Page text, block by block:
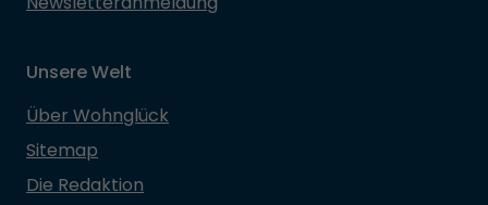
Unsere Welt
Über Wohnglück
Sitemap
Die Redaktion